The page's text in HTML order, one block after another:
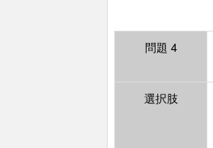
問題 4
選択肢